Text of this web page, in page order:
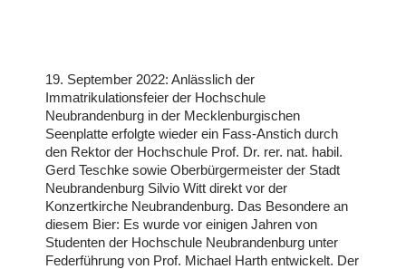
19. September 2022: Anlässlich der
Immatrikulationsfeier der Hochschule
Neubrandenburg in der Mecklenburgischen
Seenplatte erfolgte wieder ein Fass-Anstich durch
den Rektor der Hochschule Prof. Dr. rer. nat. habil.
Gerd Teschke sowie Oberbürgermeister der Stadt
Neubrandenburg Silvio Witt direkt vor der
Konzertkirche Neubrandenburg. Das Besondere an
diesem Bier: Es wurde vor einigen Jahren von
Studenten der Hochschule Neubrandenburg unter
Federführung von Prof. Michael Harth entwickelt. Der